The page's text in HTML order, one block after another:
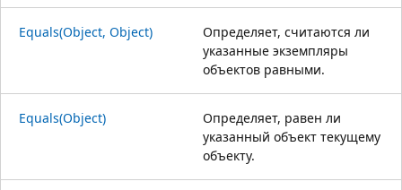
Equals(Object, Object)
Определяет, считаются ли
указанные экземпляры
объектов равными.
Equals(Object)
Определяет, равен ли
указанный объект текущему
объекту.